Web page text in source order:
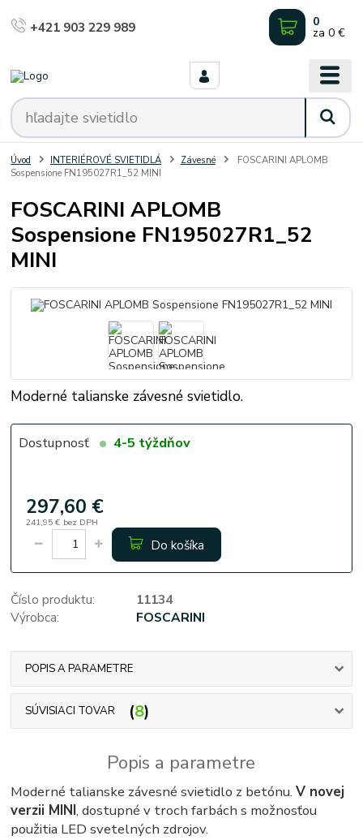
+421 903 229 989 0
za 0 €
Úvod INTERIÉROVÉ SVIETIDLÁ Závesné
FOSCARINI APLOMB
Sospensione FN195027R1_52 MINI
FOSCARINI APLOMB
Sospensione FN195027R1_52
MINI
Moderné talianske závesné svietidlo.
Dostupnosť 4-5 týždňov
297,60 €
241,95 € bez DPH
Do košíka
Číslo produktu:
11134
Výrobca:
FOSCARINI
POPIS A PARAMETRE
SÚVISIACI TOVAR 8
Popis a parametre
Moderné talianske závesné svietidlo z betónu.V novej
verzii MINI, dostupné v troch farbách s možnosťou
použitia LED svetelných zdrojov.